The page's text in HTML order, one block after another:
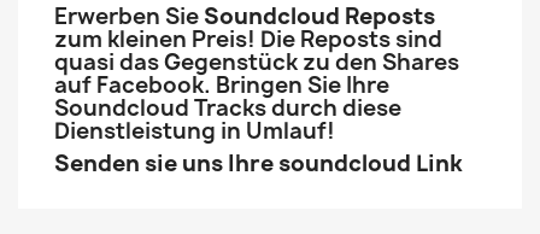
Erwerben Sie Soundcloud Reposts
zum kleinen Preis! Die Reposts sind
quasi das Gegenstück zu den Shares
auf Facebook. Bringen Sie Ihre
Soundcloud Tracks durch diese
Dienstleistung in Umlauf!
Senden sie uns Ihre soundcloud Link